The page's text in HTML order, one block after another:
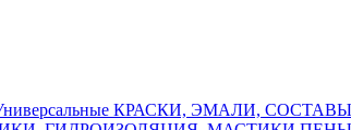
КРАСКИ, ЭМАЛИ, СОСТАВЫ